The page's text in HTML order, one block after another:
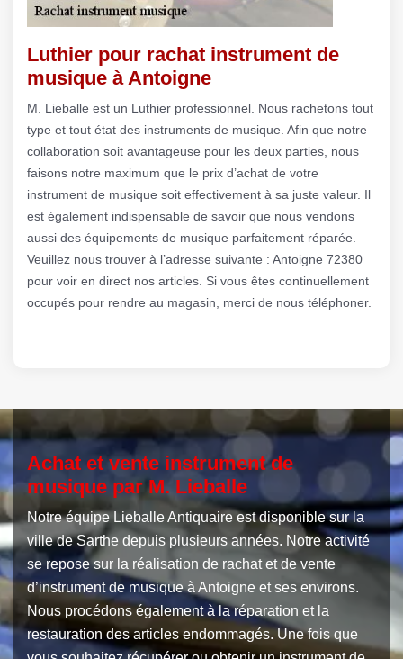
Luthier pour rachat instrument de
musique à Antoigne
M. Lieballe est un Luthier professionnel. Nous rachetons tout
type et tout état des instruments de musique. Afin que notre
collaboration soit avantageuse pour les deux parties, nous
faisons notre maximum que le prix d’achat de votre
instrument de musique soit effectivement à sa juste valeur. Il
est également indispensable de savoir que nous vendons
aussi des équipements de musique parfaitement réparée.
Veuillez nous trouver à l’adresse suivante : Antoigne 72380
pour voir en direct nos articles. Si vous êtes continuellement
occupés pour rendre au magasin, merci de nous téléphoner.
Achat et vente instrument de
musique par M. Lieballe
Notre équipe Lieballe Antiquaire est disponible sur la
ville de Sarthe depuis plusieurs années. Notre activité
se repose sur la réalisation de rachat et de vente
d’instrument de musique à Antoigne et ses environs.
Nous procédons également à la réparation et la
restauration des articles endommagés. Une fois que